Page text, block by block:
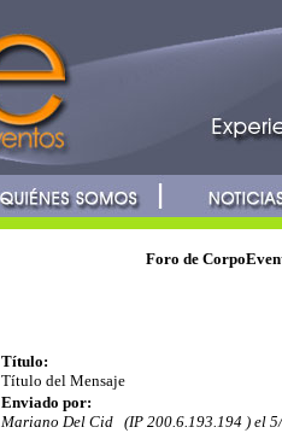
Foro de
Título:
Título del Mensaje
Enviado por:
Mariano Del Cid (IP 200.6.193.194 ) el